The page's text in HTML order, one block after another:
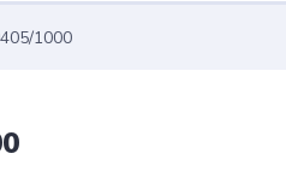
1000